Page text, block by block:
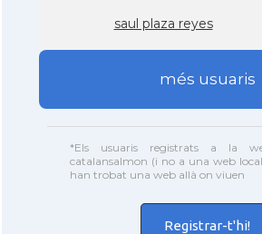
saul plaza reyes
més usuaris
*Els usuaris registrats a la
catalansalmon (i no a una web
han trobat una web allà on viuen
Registrar-t'hi!